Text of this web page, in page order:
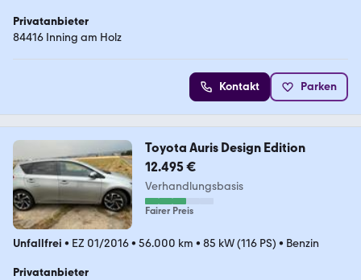
Privatanbieter
84416 Inning am Holz
Kontakt Parken
Toyota Auris Design Edition
12.495 €
Verhandlungsbasis
Fairer Preis
Unfallfrei • EZ 01/2016• 56.000 km • 85 kW (116 PS) • Benzin
Privatanbieter